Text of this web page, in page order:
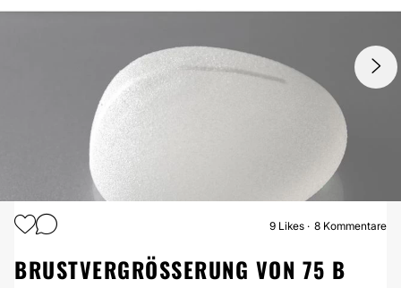
BRUSTVERGRÖSSERUNG
9 Likes 8 Kommentare
BRUSTVERGRÖSSERUNG VON 75 B M